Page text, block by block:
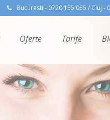
Bucuresti - 0720 155 055 / Cluj -
Oferte Tarife